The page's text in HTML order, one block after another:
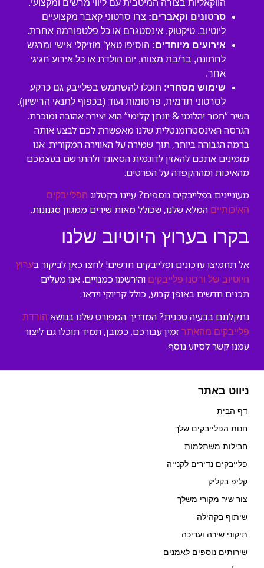
הווקאליות בצורה המיטבית עם ליווי מרשים ומקצועי.
סרטונים וקאברים: צרו סרטוני קאבר מקצועיים
ליוטיוב, טיקטוק, אינסטגרם או כל פלטפורמה אחרת.
אירועים מיוחדים: הוסיפו טאץ’ מוזיקלי אישי ומרגש
לחתונה, בר/בת מצווה, יום הולדת או כל אירוע חגיגי
אחר.
שימוש מסחרי: תוכלו להשתמש בפלייבק גם כרקע
לסרטוני תדמית, פרסומות ועוד (בכפוף לתנאי הרישיון).
השיר “תמר יהלומי & יונתן קלימי” הוא יצירה אהובה ומוכרת.
הגרסה האינסטרומנטלית שלנו מאפשרת לכם לבצע אותה
ברמה הגבוהה ביותר, תוך שמירה על האווירה המקורית. אנו
מזמינים אתכם להאזין לדוגמית הסאונד ולהתרשם בעצמכם
מהאיכות ומההקפדה על הפרטים.
מעוניינים בפלייבקים נוספים? עיינו בקטלוג הפלייבקים
האיכותיים המלא שלנו, שכולל מאות שירים ממגוון סגנונות.
בקרו בערוץ היוטיוב שלנו
אל תחמיצו עדכונים ופלייבקים חדשים! לחצו כאן לביקור בערוץ
היוטיוב של ורסנו פלייבקים והירשמו כמנויים. אנו מעלים
תכנים חדשים באופן קבוע, כולל קריוקי וידאו.
נתקלתם בבעיה טכנית? המדריך המפורט שלנו בנושא הורדת
פלייבקים מהאתר זמין עבורכם. כמובן, תמיד תוכלו גם ליצור
עמנו קשר לסיוע נוסף.
ניווט באתר
דף הבית
חנות הפלייבקים שלך
חבילות משתלמות
פלייבקים נדירים לקנייה
קליפ בקליק
צור שיר מקורי משלך
שיתוף בקהילה
תיקוני שירה ועריכה
שירותים נוספים לאמנים